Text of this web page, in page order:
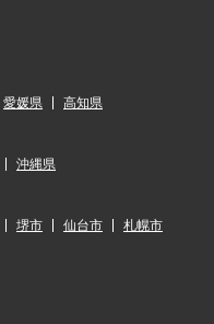
愛媛県 高知県
沖縄県
堺市 仙台市 札幌市